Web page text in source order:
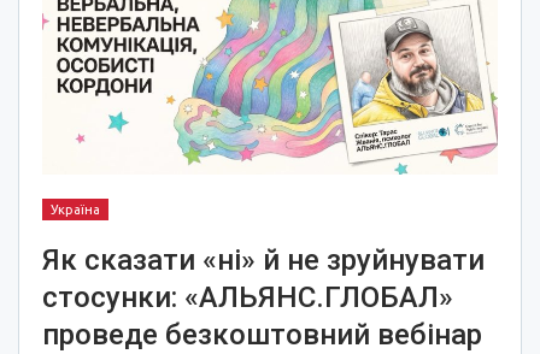
Україна
Як сказати «ні» й не зруйнувати
стосунки: «АЛЬЯНС.ГЛОБАЛ»
проведе безкоштовний вебінар